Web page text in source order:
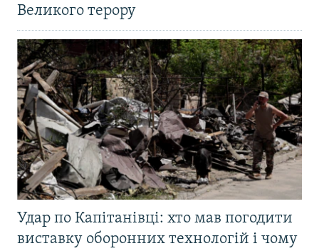
Великого терору
Удар по Капітанівці: хто мав погодити
виставку оборонних технологій і чому